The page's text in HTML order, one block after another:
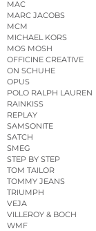
MAC
MARC JACOBS
MCM
MICHAEL KORS
MOS MOSH
OFFICINE CREATIVE
ON SCHUHE
OPUS
POLO RALPH LAUREN
RAINKISS
REPLAY
SAMSONITE
SATCH
SMEG
STEP BY STEP
TOM TAILOR
TOMMY JEANS
TRIUMPH
VEJA
VILLEROY & BOCH
WMF